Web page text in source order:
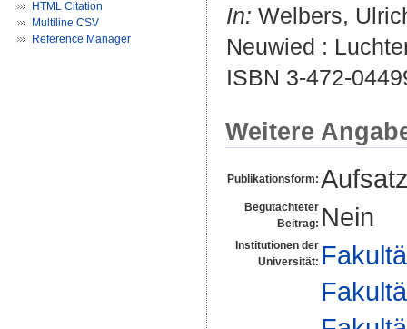
HTML Citation
Multiline CSV
Reference Manager
In: Welbers,
Neuwied :
ISBN 3-472-
Weitere
Publikationsform:
Begutachteter
Beitrag: Nein
Institutionen der
Universität: